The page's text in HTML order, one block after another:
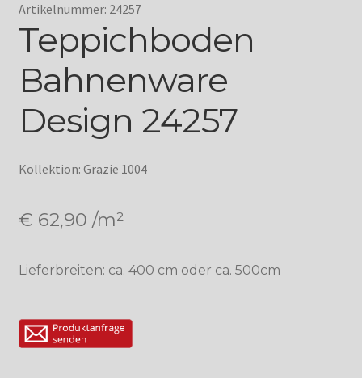
Artikelnummer: 24257
Teppichboden
Bahnenware
Design 24257
Kollektion: Grazie 1004
€ 62,90 /m²
Lieferbreiten: ca. 400 cm oder ca. 500cm